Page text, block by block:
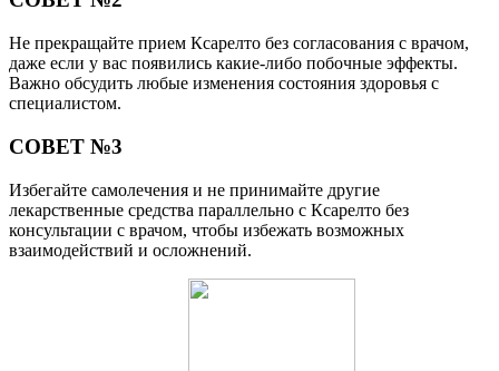
Не прекращайте прием Ксарелто без согласования с врачом,
даже если у вас появились какие-либо побочные эффекты.
Важно обсудить любые изменения состояния здоровья с
специалистом.
СОВЕТ №3
Избегайте самолечения и не принимайте другие
лекарственные средства параллельно с Ксарелто без
консультации с врачом, чтобы избежать возможных
взаимодействий и осложнений.